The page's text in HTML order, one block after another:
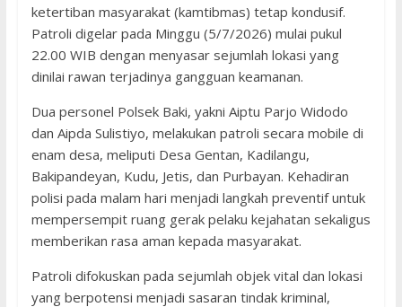
ketertiban masyarakat (kamtibmas) tetap kondusif.
Patroli digelar pada Minggu (5/7/2026) mulai pukul
22.00 WIB dengan menyasar sejumlah lokasi yang
dinilai rawan terjadinya gangguan keamanan.
Dua personel Polsek Baki, yakni Aiptu Parjo Widodo
dan Aipda Sulistiyo, melakukan patroli secara mobile di
enam desa, meliputi Desa Gentan, Kadilangu,
Bakipandeyan, Kudu, Jetis, dan Purbayan. Kehadiran
polisi pada malam hari menjadi langkah preventif untuk
mempersempit ruang gerak pelaku kejahatan sekaligus
memberikan rasa aman kepada masyarakat.
Patroli difokuskan pada sejumlah objek vital dan lokasi
yang berpotensi menjadi sasaran tindak kriminal,